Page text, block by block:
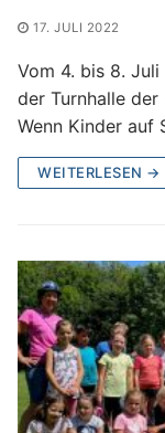
17. JULI 2022
Vom 4. bis 8.
der Turnhalle der
Wenn Kinder auf
WEITERLESEN →